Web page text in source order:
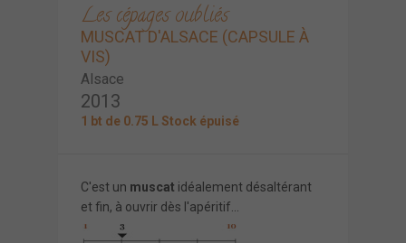
Les cépages oubliés
MUSCAT D'ALSACE (CAPSULE À
VIS)
Alsace
2013
1 bt de 0.75 L Stock épuisé
C'est un muscat idéalement désaltérant
et fin, à ouvrir dès l'apéritif...